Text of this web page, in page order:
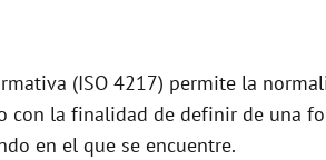
(ISO 4217) permite la
con la finalidad de definir de una
en el que se encuentre.